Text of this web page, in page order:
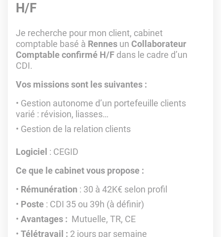
H/F
Je recherche pour mon client, cabinet
comptable basé à Rennes un Collaborateur
Comptable confirmé H/F dans le cadre d’un
CDI.
Vos missions sont les suivantes :
Gestion autonome d’un portefeuille clients
varié : révision, liasses…
Gestion de la relation clients
Logiciel : CEGID
Ce que le cabinet vous propose :
Rémunération : 30 à 42K€ selon profil
Poste : CDI 35 ou 39h (à définir)
Avantages : Mutuelle, TR, CE
Télétravail : 2 jours par semaine